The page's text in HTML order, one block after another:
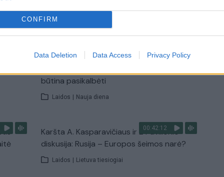
CONFIRM
Data Deletion Data Access Privacy Policy
00:15:25
Ruošiantis naujiems mokslo metams –
būtina pasikalbėti
Laidos | Nauja diena
00:42:12
Karšta A. Kasparavičiaus ir Ž Pavilionio
diskusija: Rusija – Europos šeimos narė?
Laidos | Lietuva tiesiogiai